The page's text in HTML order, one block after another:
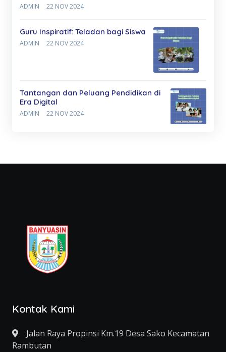
ADMIN 22 NOV 2024
Guru Inspiratif: Teladan bagi Siswa
ADMIN 22 NOV 2024
Tantangan dan Peluang Pendidikan di
Era Digital
ADMIN 22 NOV 2024
Kontak Kami
Jalan Raya Propinsi Km.19 Desa Sako Kecamatan
Rambutan